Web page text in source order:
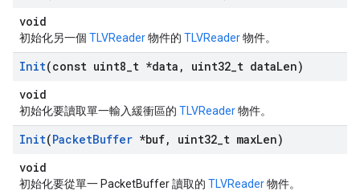
void
初始化另一個 TLVReader物件的 TLVReader物件。
Init(const uint8 t *data , uint32 t dataLen)
void
初始化要讀取單一輸入緩衝區的 TLVReader物件。
Init(PacketBuffer *buf, uint32 t maxLen)
void
初始化要從單一 PacketBuffer 讀取的 TLVReader物件。